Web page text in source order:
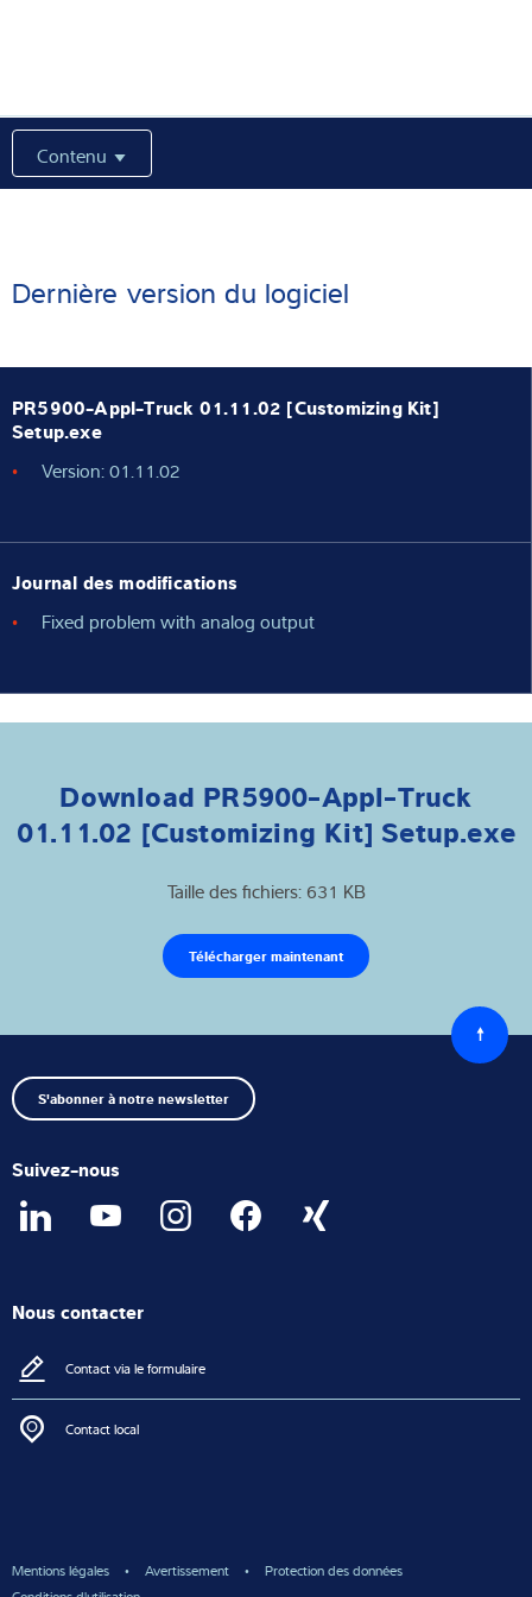
Actualités
Contenu
Dernière version du logiciel
PR5900-Appl-Truck 01.11.02 [Customizing Kit]
Setup.exe
Version: 01.11.02
Journal des modifications
Fixed problem with analog output
Download PR5900-Appl-Truck
01.11.02 [Customizing Kit] Setup.exe
Taille des fichiers: 631 KB
Télécharger maintenant
Retour
au
début
S'abonner à notre newsletter
Suivez-nous
Nous contacter
Contact via le formulaire
Contact local
Mentions légales Avertissement
Protection des données